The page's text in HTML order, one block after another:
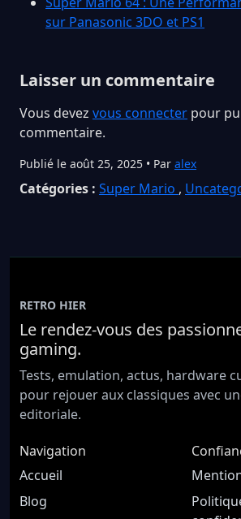
sur Panasonic 3DO et PS1
Laisser un commentaire
Vous devez vous connecter pour
commentaire.
Publié le août 25, 2025 • Par alex
Catégories : Super Mario ,
RETRO HIER
Le rendez-vous des
gaming.
Tests, emulation, actus, hardware
pour rejouer aux classiques avec
editoriale.
Navigation
Accueil
Blog